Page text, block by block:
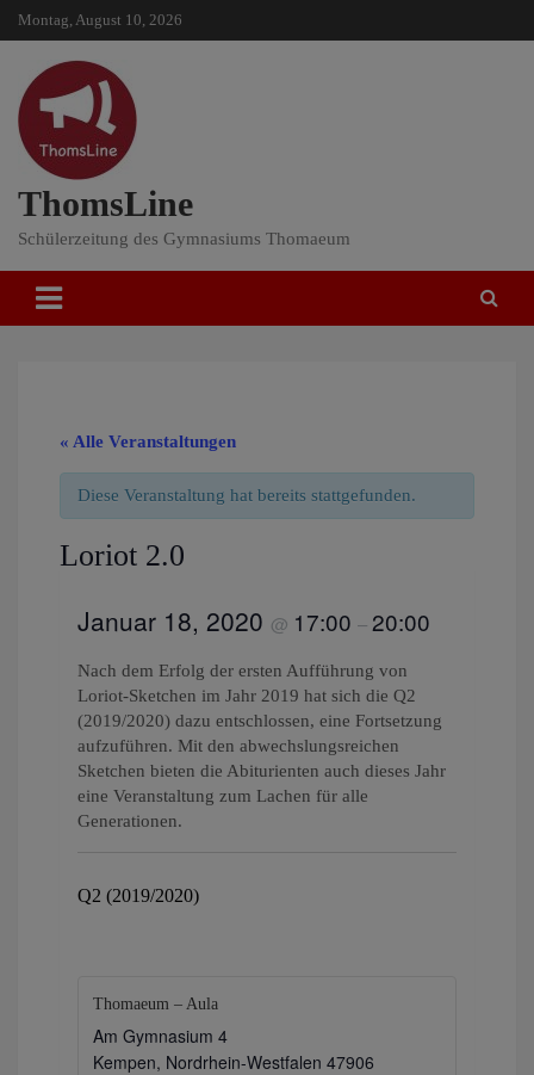
SkipMontag, August 10, 2026
ThomsLine
Schülerzeitung des Gymnasiums Thomaeum
« Alle Veranstaltungen
Diese Veranstaltung hat bereits stattgefunden.
Loriot 2.0
Januar 18, 2020 @ 17:00 – 20:00
Nach dem Erfolg der ersten Aufführung von
Loriot-Sketchen im Jahr 2019 hat sich die Q2
(2019/2020) dazu entschlossen, eine Fortsetzung
aufzuführen. Mit den abwechslungsreichen
Sketchen bieten die Abiturienten auch dieses Jahr
eine Veranstaltung zum Lachen für alle
Generationen.
Q2 (2019/2020)
Thomaeum – Aula
Am Gymnasium 4
Kempen, Nordrhein-Westfalen 47906